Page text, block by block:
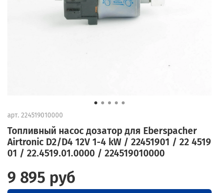
арт. 224519010000
Топливный насос дозатор для Eberspacher
Airtronic D2/D4 12V 1-4 kW / 22451901 / 22 4519
01 / 22.4519.01.0000 / 224519010000
9 895 руб